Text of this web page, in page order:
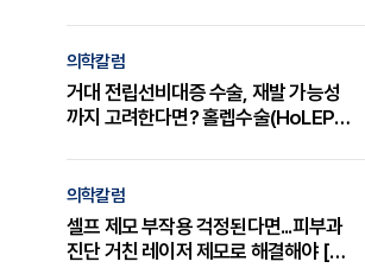
의학칼럼
거대 전립선비대증 수술, 재발 가능성
까지 고려한다면? 홀렙수술(HoLEP)
의학칼럼
셀프 제모 부작용 걱정된다면...피부과
진단 거친 레이저 제모로 해결해야 [변